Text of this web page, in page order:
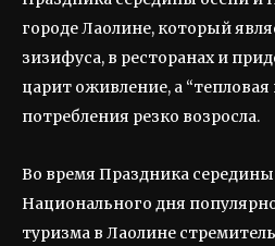
городе Лаолине, который
зизифуса, в ресторанах и
царит оживление, а “тепловая
потребления резко возросла.
Во время Праздника
Национального дня
туризма в Лаолине